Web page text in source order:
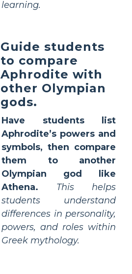
learning.
Guide students
to compare
Aphrodite with
other Olympian
gods.
Have students list
Aphrodite’s powers and
symbols, then compare
them to another
Olympian god like
Athena.
This helps
students understand
differences in personality,
powers, and roles within
Greek mythology.